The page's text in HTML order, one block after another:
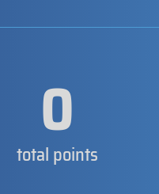
0
total points